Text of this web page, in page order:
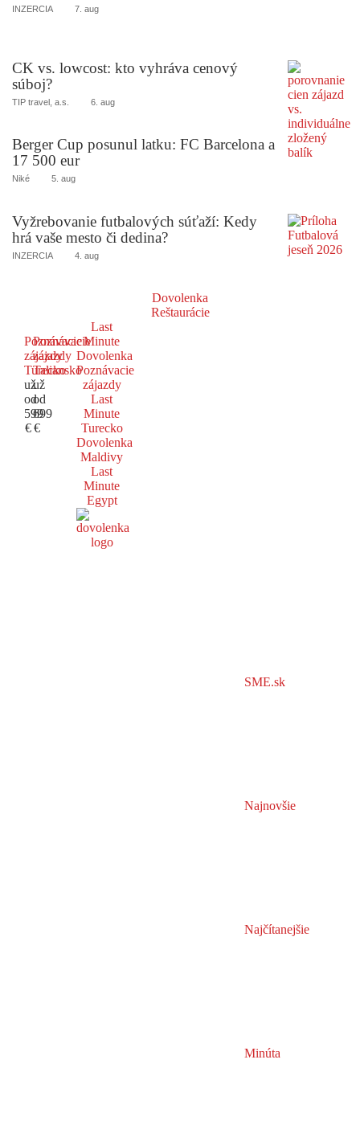
INZERCIA 7. aug
CK vs. lowcost: kto vyhráva cenový
súboj?
TIP travel, a.s. 6. aug
Berger Cup posunul latku: FC Barcelona a
17 500 eur
Niké 5. aug
Vyžrebovanie futbalových súťaží: Kedy
hrá vaše mesto či dedina?
INZERCIA 4. aug
Dovolenka
Reštaurácie
Poznávacie
zájazdy
Turecko
už
od
599
€
Poznávacie
zájazdy
Taliansko
už
od
699
€
Last
Minute
Dovolenka
Poznávacie
zájazdy
Last
Minute
Turecko
Dovolenka
Maldivy
Last
Minute
Egypt
SME.sk
Najnovšie
Najčítanejšie
Minúta